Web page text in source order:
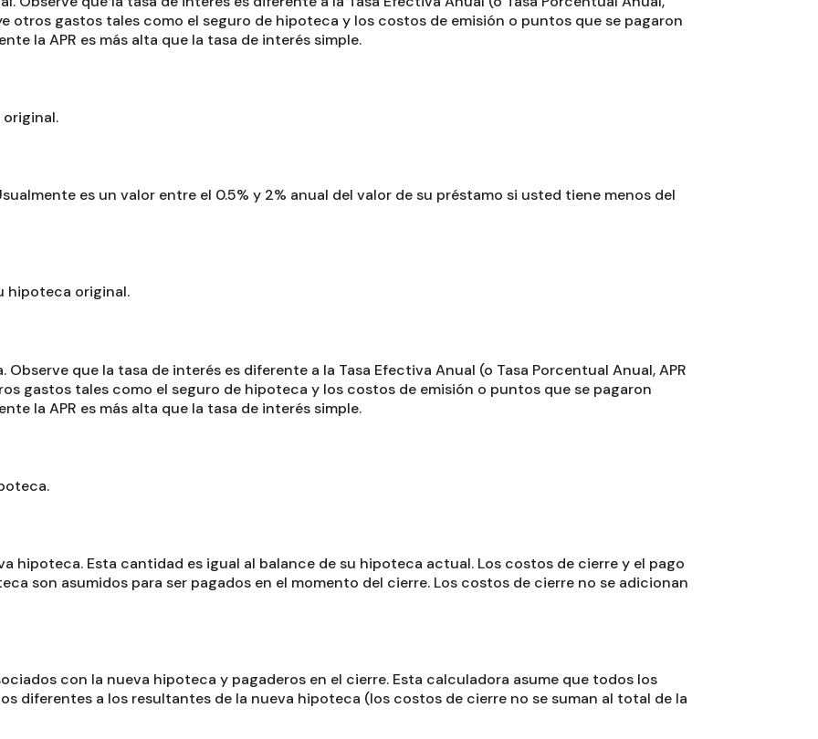
otros gastos tales como el seguro de hipoteca y los costos de emisión o puntos que se pagaron
la APR es más alta que la tasa de interés simple.
es un valor entre el 0.5% y 2% anual del valor de su préstamo si usted tiene menos del
hipoteca original.
que la tasa de interés es diferente a la Tasa Efectiva Anual (o Tasa Porcentual Anual, APR
gastos tales como el seguro de hipoteca y los costos de emisión o puntos que se pagaron
la APR es más alta que la tasa de interés simple.
hipoteca. Esta cantidad es igual al balance de su hipoteca actual. Los costos de cierre y el pago
son asumidos para ser pagados en el momento del cierre. Los costos de cierre no se adicionan
con la nueva hipoteca y pagaderos en el cierre. Esta calculadora asume que todos los
diferentes a los resultantes de la nueva hipoteca (los costos de cierre no se suman al total de la